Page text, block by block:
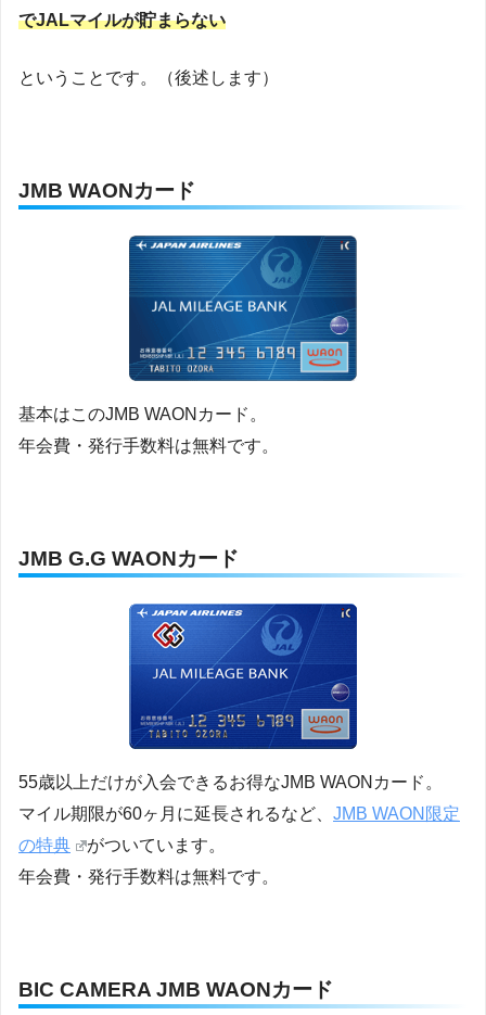
でJALマイルが貯まらない
ということです。（後述します）
JMB WAONカード
基本はこのJMB WAONカード。
年会費・発行手数料は無料です。
JMB G.G WAONカード
55歳以上だけが入会できるお得なJMB WAONカード。
マイル期限が60ヶ月に延長されるなど、 JMB WAON限定
の特典
がついています。
年会費・発行手数料は無料です。
BIC CAMERA JMB WAONカード